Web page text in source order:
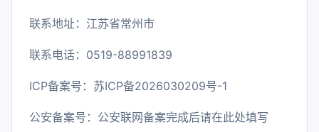
联系地址：江苏省常州市
联系电话：0519-88991839
ICP备案号： 苏ICP备2026030209号-1
公安备案号：公安联网备案完成后请在此处填写